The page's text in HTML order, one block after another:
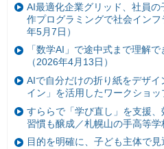
AI最適化企業グリッド、社員
作プログラミングで社会イン
年5月7日）
「数学AI」で途中式まで理解
（2026年4月13日）
AIで自分だけの折り紙をデザ
イン」を活用したワークショッ
すららで「学び直し」を支援
習慣も醸成／札幌山の手高等学
目的を明確に、子ども主体で